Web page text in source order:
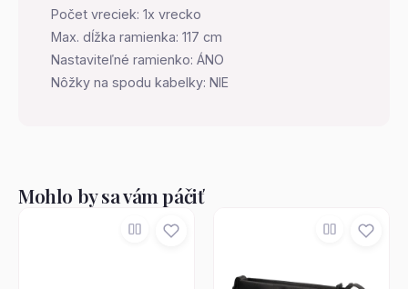
Počet vreciek: 1x vrecko
Max. dĺžka ramienka: 117 cm
Nastaviteľné ramienko: ÁNO
Nôžky na spodu kabelky: NIE
Mohlo by sa vám páčiť